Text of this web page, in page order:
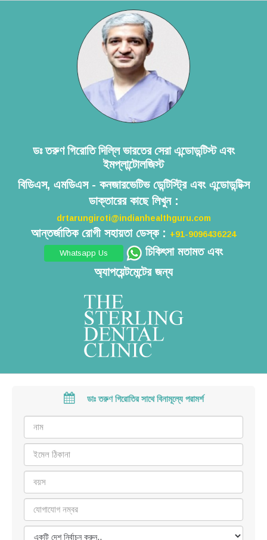
ডঃ তরুণ গিরোতি দিল্লি ভারতের সেরা এন্ডোডন্টিস্ট এবং
ইমপ্লান্টোলজিস্ট
বিডিএস, এমডিএস - কনজারভেটিভ ডেন্টিস্ট্রি এবং এন্ডোডন্টিক্স
ডাক্তারের কাছে লিখুন :
drtarungiroti@indianhealthguru.com
আন্তর্জাতিক রোগী সহায়তা ডেস্ক : +91-9096436224
Whatsapp Us
চিকিৎসা মতামত এবং
অ্যাপয়েন্টমেন্টের জন্য
ডাঃ তরুণ গিরোতির সাথে বিনামূল্যে পরামর্শ